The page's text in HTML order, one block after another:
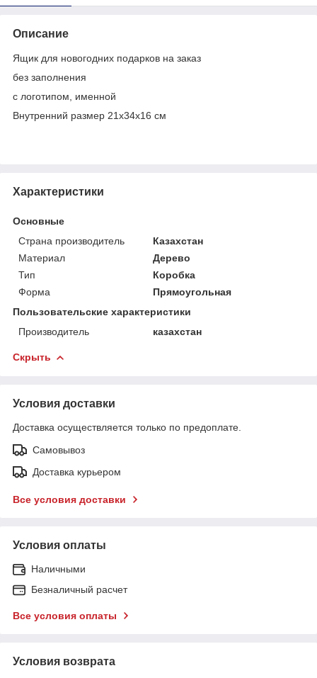
Описание
Ящик для новогодних подарков на заказ
без заполнения
с логотипом, именной
Внутренний размер 21х34х16 см
Характеристики
Основные
Страна производитель
Казахстан
Материал
Дерево
Тип
Коробка
Форма
Прямоугольная
Пользовательские характеристики
Производитель
казахстан
Скрыть
Условия доставки
Доставка осуществляется только по предоплате.
Самовывоз
Доставка курьером
Все условия доставки
Условия оплаты
Наличными
Безналичный расчет
Все условия оплаты
Условия возврата